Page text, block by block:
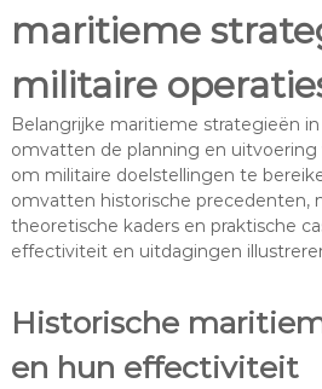
maritieme
militaire
Belangrijke maritieme strategieën
omvatten de planning en
om militaire doelstellingen te
omvatten historische precedenten,
theoretische kaders en praktische
effectiviteit en uitdagingen
Historische
en hun effectiviteit